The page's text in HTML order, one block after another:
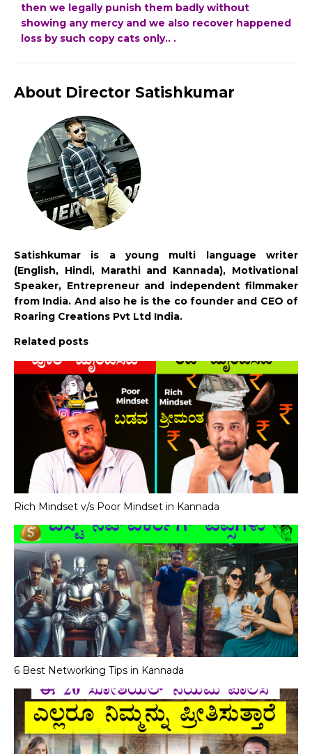
then we legally punish them badly without
showing any mercy and we also recover happened
loss by such copy cats only.. .
About Director Satishkumar
Satishkumar is a young multi language writer
(English, Hindi, Marathi and Kannada), Motivational
Speaker, Entrepreneur and independent filmmaker
from India. And also he is the co founder and CEO of
Roaring Creations Pvt Ltd India.
Related posts
Rich Mindset v/s Poor Mindset in Kannada
6 Best Networking Tips in Kannada